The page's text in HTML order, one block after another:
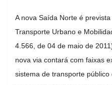
A nova Saída Norte é
Transporte Urbano e
4.566, de 04 de maio de
nova via contará com faixas
sistema de transporte